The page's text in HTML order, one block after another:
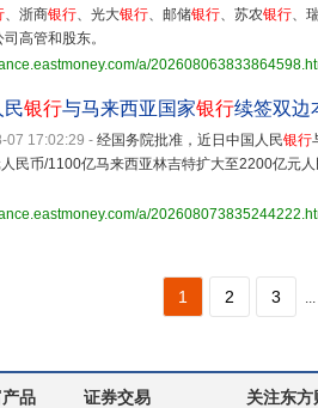
、浙商银行、光大银行、邮储银行、苏农银行、
高管和股东。
a/
民银行与马来西亚国家银行续签双边
07 17:02:29 - 经国务院批准，近日中国人民银行
民币/1100亿马来西亚林吉特扩大至2200亿元
a/
1 2 3 ...
品 证券交易 关注东方